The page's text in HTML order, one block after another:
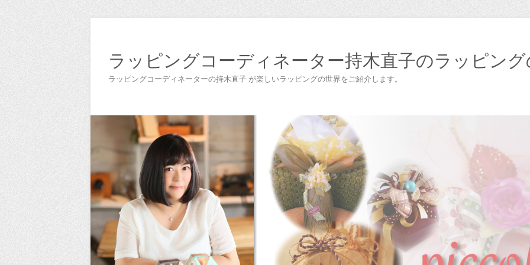
ラッピングコーディネーター持木直子のラッピン
ラッピングコーディネーターの持木直子 が楽しいラッピングの世界をご紹介します。